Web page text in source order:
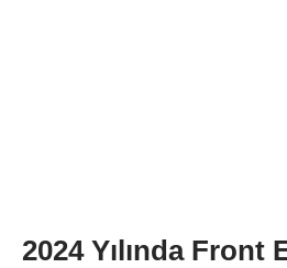
2024 Yılında Front